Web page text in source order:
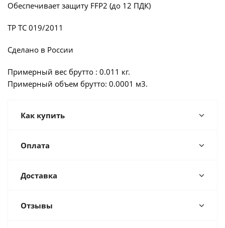
Обеспечивает защиту FFP2 (до 12 ПДК)
ТР ТС 019/2011
Сделано в России
Примерный вес брутто : 0.011 кг.
Примерный объем брутто: 0.0001 м3.
Как купить
Оплата
Доставка
Отзывы